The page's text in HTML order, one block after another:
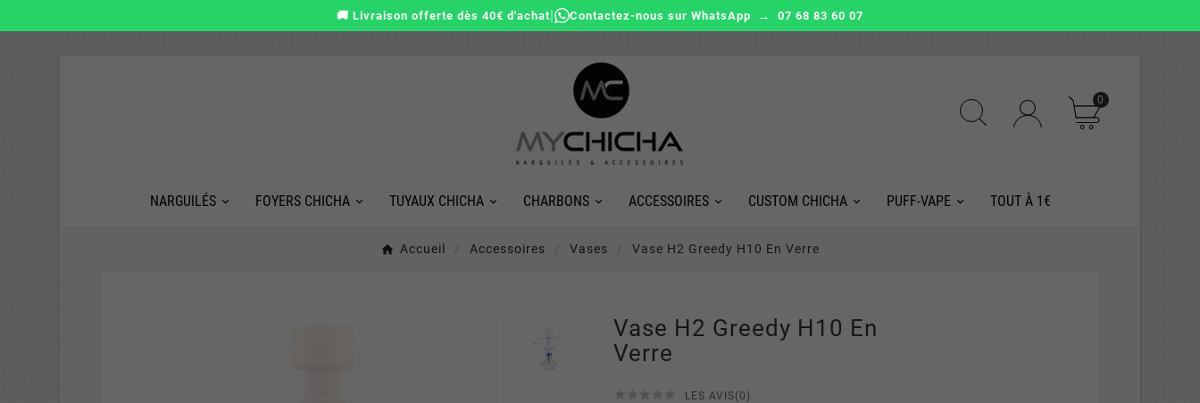
🚚 Livraison offerte dès 40€ d'achat| Contactez-nous sur WhatsApp → 07 68 83 60 07
0
NARGUILÉS FOYERS CHICHA TUYAUX CHICHA CHARBONS ACCESSOIRES CUSTOM CHICHA PUFF-VAPE TOUT À 1€
Accueil Accessoires Vases Vase H2 Greedy H10 En Verre
Vase H2 Greedy H10 En
Verre
LES AVIS(0)